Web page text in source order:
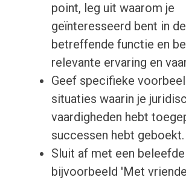
point, leg uit waarom je
geïnteresseerd bent in de
betreffende functie en
relevante ervaring en
Geef specifieke
situaties waarin je
vaardigheden hebt
successen hebt geboekt.
Sluit af met een
bijvoorbeeld 'Met